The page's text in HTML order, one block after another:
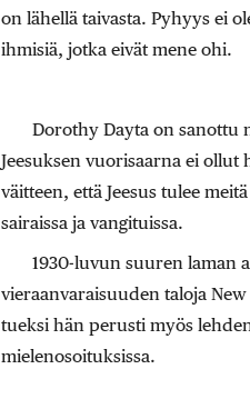
on lähellä taivasta. Pyhyys ei
ihmisiä, jotka eivät mene ohi.
Dorothy Dayta on sanottu
Jeesuksen vuorisaarna ei ollut
väitteen, että Jeesus tulee
sairaissa ja vangituissa.
1930-luvun suuren laman
vieraanvaraisuuden taloja
tueksi hän perusti myös
mielenosoituksissa.